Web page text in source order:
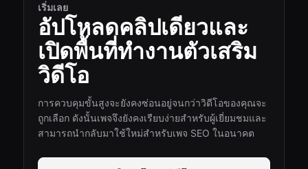
เริ่มเลย
อัปโหลดคลิปเดียวและ
เปิดพื้นที่ทำงานตัวเสริม
วิดีโอ
การควบคุมขั้นสูงจะยังคงซ่อนอยู่จนกว่าวิดีโอของคุณจะ
ถูกเลือก ดังนั้นเพจจึงยังคงเรียบง่ายสำหรับผู้เยี่ยมชมและ
สามารถนำกลับมาใช้ใหม่สำหรับเพจ SEO ในอนาคต